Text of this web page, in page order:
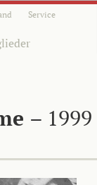
Service
– 1999